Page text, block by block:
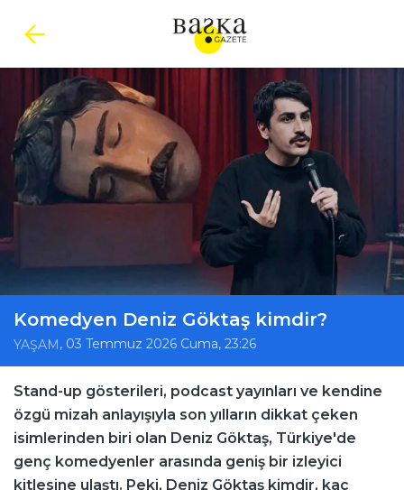
Komedyen Deniz Göktaş kimdir?
YAŞAM , 03 Temmuz 2026 Cuma, 23:26
Stand-up gösterileri, podcast yayınları ve kendine
özgü mizah anlayışıyla son yılların dikkat çeken
isimlerinden biri olan Deniz Göktaş, Türkiye'de
genç komedyenler arasında geniş bir izleyici
kitlesine ulaştı. Peki, Deniz Göktaş kimdir, kaç